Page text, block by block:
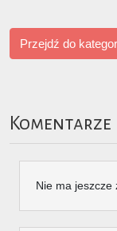
Przejdź do
Komentarze
Nie ma jeszcze